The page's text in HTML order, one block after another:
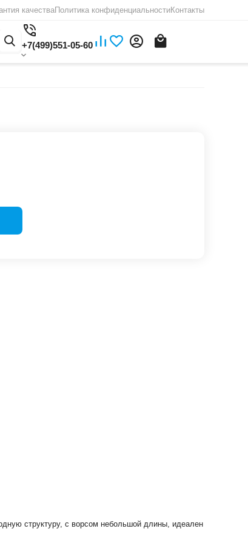
качестваПолитика конфиденциальностиКонтакты
+7(499)551-05-60
структуру, с ворсом небольшой длины, идеален